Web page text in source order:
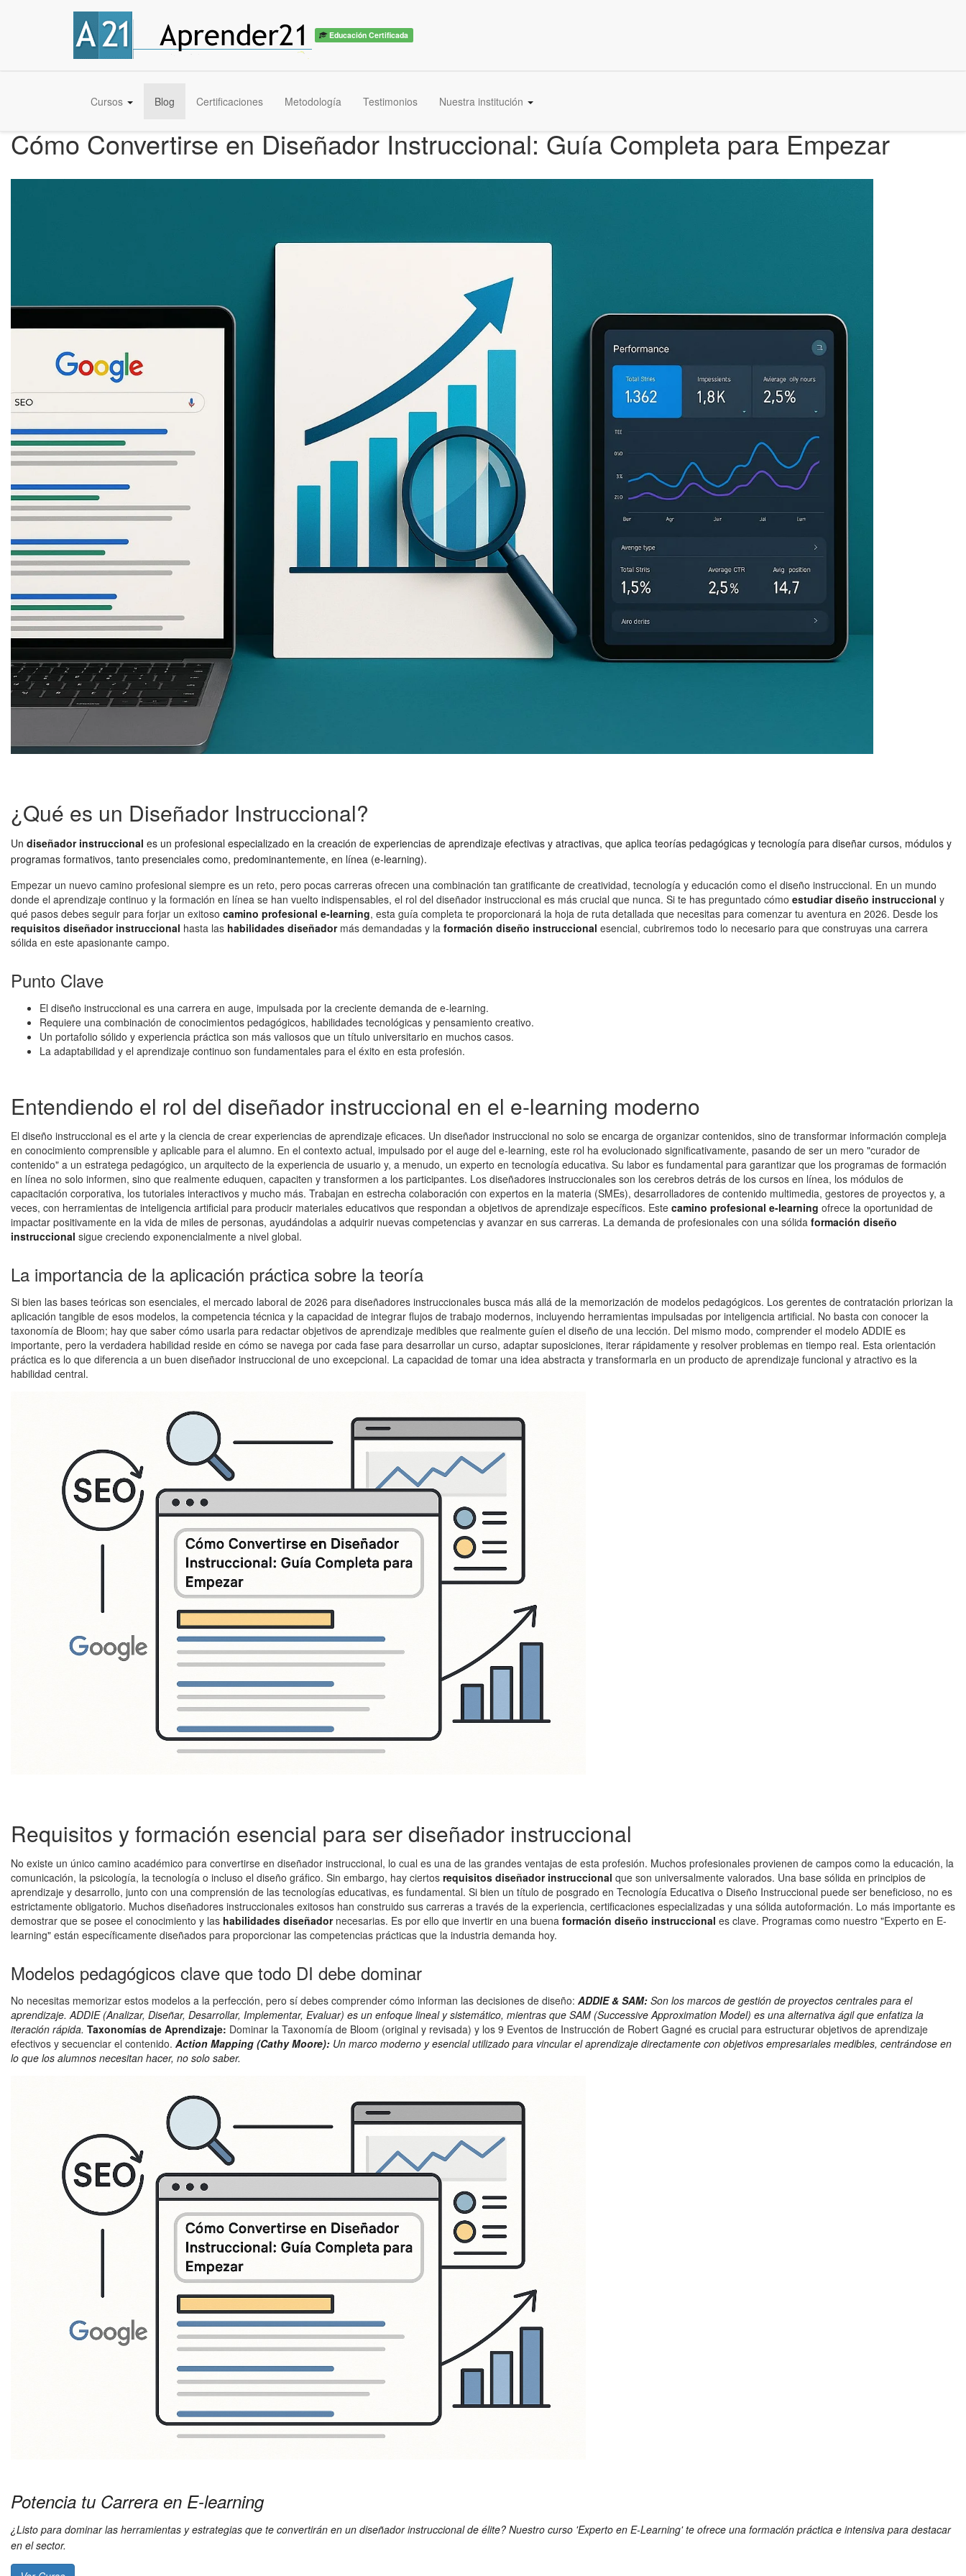
Educación Certificada
Cursos Blog Certificaciones Metodología Testimonios Nuestra institución
Cómo Convertirse en Diseñador Instruccional: Guía Completa para Empezar
¿Qué es un Diseñador Instruccional?
Un diseñador instruccional es un profesional especializado en la creación de experiencias de aprendizaje efectivas y atractivas, que aplica teorías pedagógicas y tecnología para diseñar cursos, módulos y
programas formativos, tanto presenciales como, predominantemente, en línea (e-learning).
Empezar un nuevo camino profesional siempre es un reto, pero pocas carreras ofrecen una combinación tan gratificante de creatividad, tecnología y educación como el diseño instruccional. En un mundo
donde el aprendizaje continuo y la formación en línea se han vuelto indispensables, el rol del diseñador instruccional es más crucial que nunca. Si te has preguntado cómo estudiar diseño instruccional y
qué pasos debes seguir para forjar un exitoso camino profesional e-learning, esta guía completa te proporcionará la hoja de ruta detallada que necesitas para comenzar tu aventura en 2026. Desde los
requisitos diseñador instruccional hasta las habilidades diseñadormás demandadas y la formación diseño instruccional esencial, cubriremos todo lo necesario para que construyas una carrera
sólida en este apasionante campo.
Punto Clave
El diseño instruccional es una carrera en auge, impulsada por la creciente demanda de e-learning.
Requiere una combinación de conocimientos pedagógicos, habilidades tecnológicas y pensamiento creativo.
Un portafolio sólido y experiencia práctica son más valiosos que un título universitario en muchos casos.
La adaptabilidad y el aprendizaje continuo son fundamentales para el éxito en esta profesión.
Entendiendo el rol del diseñador instruccional en el e-learning moderno
El diseño instruccional es el arte y la ciencia de crear experiencias de aprendizaje eficaces. Un diseñador instruccional no solo se encarga de organizar contenidos, sino de transformar información compleja
en conocimiento comprensible y aplicable para el alumno. En el contexto actual, impulsado por el auge del e-learning, este rol ha evolucionado significativamente, pasando de ser un mero "curador de
contenido" a un estratega pedagógico, un arquitecto de la experiencia de usuario y, a menudo, un experto en tecnología educativa. Su labor es fundamental para garantizar que los programas de formación
en línea no solo informen, sino que realmente eduquen, capaciten y transformen a los participantes. Los diseñadores instruccionales son los cerebros detrás de los cursos en línea, los módulos de
capacitación corporativa, los tutoriales interactivos y mucho más. Trabajan en estrecha colaboración con expertos en la materia (SMEs), desarrolladores de contenido multimedia, gestores de proyectos y, a
veces, con herramientas de inteligencia artificial para producir materiales educativos que respondan a objetivos de aprendizaje específicos. Este camino profesional e-learning ofrece la oportunidad de
impactar positivamente en la vida de miles de personas, ayudándolas a adquirir nuevas competencias y avanzar en sus carreras. La demanda de profesionales con una sólida formación diseño
instruccional sigue creciendo exponencialmente a nivel global.
La importancia de la aplicación práctica sobre la teoría
Si bien las bases teóricas son esenciales, el mercado laboral de 2026 para diseñadores instruccionales busca más allá de la memorización de modelos pedagógicos. Los gerentes de contratación priorizan la
aplicación tangible de esos modelos, la competencia técnica y la capacidad de integrar flujos de trabajo modernos, incluyendo herramientas impulsadas por inteligencia artificial. No basta con conocer la
taxonomía de Bloom; hay que saber cómo usarla para redactar objetivos de aprendizaje medibles que realmente guíen el diseño de una lección. Del mismo modo, comprender el modelo ADDIE es
importante, pero la verdadera habilidad reside en cómo se navega por cada fase para desarrollar un curso, adaptar suposiciones, iterar rápidamente y resolver problemas en tiempo real. Esta orientación
práctica es lo que diferencia a un buen diseñador instruccional de uno excepcional. La capacidad de tomar una idea abstracta y transformarla en un producto de aprendizaje funcional y atractivo es la
habilidad central.
Requisitos y formación esencial para ser diseñador instruccional
No existe un único camino académico para convertirse en diseñador instruccional, lo cual es una de las grandes ventajas de esta profesión. Muchos profesionales provienen de campos como la educación, la
comunicación, la psicología, la tecnología o incluso el diseño gráfico. Sin embargo, hay ciertos requisitos diseñador instruccional que son universalmente valorados. Una base sólida en principios de
aprendizaje y desarrollo, junto con una comprensión de las tecnologías educativas, es fundamental. Si bien un título de posgrado en Tecnología Educativa o Diseño Instruccional puede ser beneficioso, no es
estrictamente obligatorio. Muchos diseñadores instruccionales exitosos han construido sus carreras a través de la experiencia, certificaciones especializadas y una sólida autoformación. Lo más importante es
demostrar que se posee el conocimiento y las habilidades diseñadornecesarias. Es por ello que invertir en una buena formación diseño instruccional es clave. Programas como nuestro "Experto en E-
learning" están específicamente diseñados para proporcionar las competencias prácticas que la industria demanda hoy.
Modelos pedagógicos clave que todo DI debe dominar
No necesitas memorizar estos modelos a la perfección, pero sí debes comprender cómo informan las decisiones de diseño: ADDIE & SAM: Son los marcos de gestión de proyectos centrales para el
aprendizaje. ADDIE (Analizar, Diseñar, Desarrollar, Implementar, Evaluar) es un enfoque lineal y sistemático, mientras que SAM (Successive Approximation Model) es una alternativa ágil que enfatiza la
iteración rápida. Taxonomías de Aprendizaje: Dominar la Taxonomía de Bloom (original y revisada) y los 9 Eventos de Instrucción de Robert Gagné es crucial para estructurar objetivos de aprendizaje
efectivos y secuenciar el contenido. Action Mapping (Cathy Moore): Un marco moderno y esencial utilizado para vincular el aprendizaje directamente con objetivos empresariales medibles, centrándose en
lo que los alumnos necesitan hacer, no solo saber.
Potencia tu Carrera en E-learning
¿Listo para dominar las herramientas y estrategias que te convertirán en un diseñador instruccional de élite? Nuestro curso 'Experto en E-Learning' te ofrece una formación práctica e intensiva para destacar
en el sector.